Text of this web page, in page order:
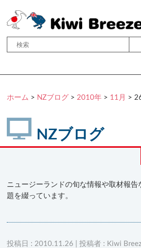
ホーム > NZブログ > 2010年 > 11月 >
NZブログ
ニュージーランドの旬な情報や取材報
題を綴っています。
投稿日 : 2010.11.26 | 投稿者 : Kiwi